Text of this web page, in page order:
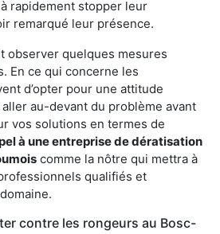
rapidement stopper leur
remarqué leur présence.
observer quelques mesures
En ce qui concerne les
d’opter pour une attitude
au-devant du problème avant
vos solutions en termes de
à une entreprise de dératisation
comme la nôtre qui mettra à
qualifiés et
contre les rongeurs au Bosc-